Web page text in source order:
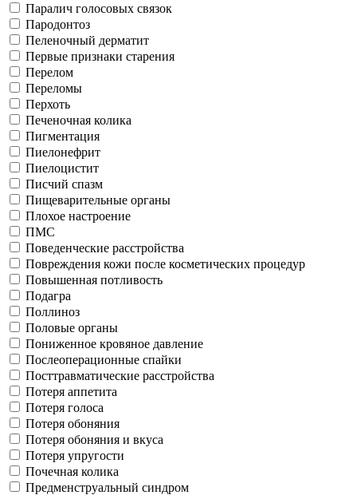
Паралич голосовых связок
Пародонтоз
Пеленочный дерматит
Первые признаки старения
Перелом
Переломы
Перхоть
Печеночная колика
Пигментация
Пиелонефрит
Пиелоцистит
Писчий спазм
Пищеварительные органы
Плохое настроение
ПМС
Поведенческие расстройства
Повреждения кожи после косметических процедур
Повышенная потливость
Подагра
Поллиноз
Половые органы
Пониженное кровяное давление
Послеоперационные спайки
Посттравматические расстройства
Потеря аппетита
Потеря голоса
Потеря обоняния
Потеря обоняния и вкуса
Потеря упругости
Почечная колика
Предменструальный синдром